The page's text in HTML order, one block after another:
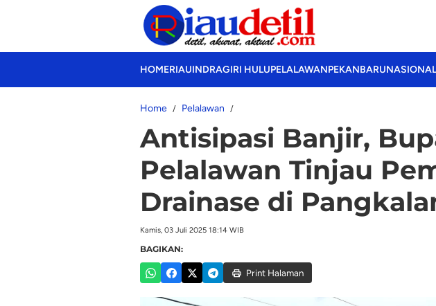
HOMERIAUINDRAGIRI HULUPELALAWANPEKANBARUNASIONAL
Home Pelalawan
Antisipasi Banjir,
Pelalawan Tinjau
Drainase di
Kamis, 03 Juli 2025 18:14 WIB
BAGIKAN:
Print Halaman